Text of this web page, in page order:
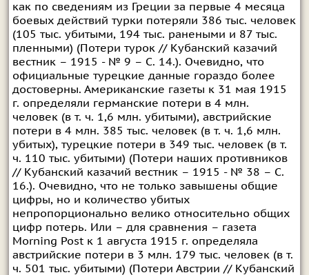
как по сведениям из Греции за первые 4 месяца
боевых действий турки потеряли 386 тыс. человек
(105 тыс. убитыми, 194 тыс. ранеными и 87 тыс.
пленными) (Потери турок // Кубанский казачий
вестник – 1915 - № 9 – С. 14.). Очевидно, что
официальные турецкие данные гораздо более
достоверны. Американские газеты к 31 мая 1915
г. определяли германские потери в 4 млн.
человек (в т. ч. 1,6 млн. убитыми), австрийские
потери в 4 млн. 385 тыс. человек (в т. ч. 1,6 млн.
убитых), турецкие потери в 349 тыс. человек (в т.
ч. 110 тыс. убитыми) (Потери наших противников
// Кубанский казачий вестник – 1915 - № 38 – С.
16.). Очевидно, что не только завышены общие
цифры, но и количество убитых
непропорционально велико относительно общих
цифр потерь. Или – для сравнения – газета
Morning Post к 1 августа 1915 г. определяла
австрийские потери в 3 млн. 179 тыс. человек (в т.
ч. 501 тыс. убитыми) (Потери Австрии // Кубанский